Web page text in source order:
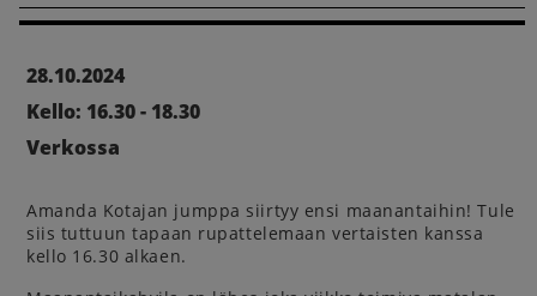
28.10.2024
Kello: 16.30 - 18.30
Verkossa
Amanda Kotajan jumppa siirtyy ensi maanantaihin! Tule
siis tuttuun tapaan rupattelemaan vertaisten kanssa
kello 16.30 alkaen.